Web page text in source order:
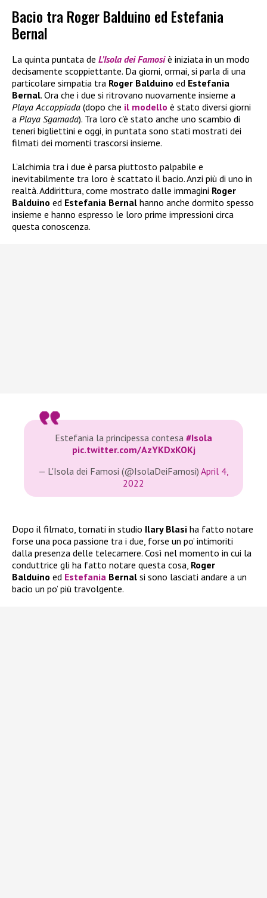
Bacio tra Roger Balduino ed Estefania
Bernal
La quinta puntata de L’Isola dei Famosi è iniziata in un modo
decisamente scoppiettante. Da giorni, ormai, si parla di una
particolare simpatia tra Roger Balduino ed Estefania
Bernal. Ora che i due si ritrovano nuovamente insieme a
Playa Accoppiada (dopo che il modello è stato diversi giorni
a Playa Sgamada). Tra loro c’è stato anche uno scambio di
teneri bigliettini e oggi, in puntata sono stati mostrati dei
filmati dei momenti trascorsi insieme.
L’alchimia tra i due è parsa piuttosto palpabile e
inevitabilmente tra loro è scattato il bacio. Anzi più di uno in
realtà. Addirittura, come mostrato dalle immagini Roger
Balduino ed Estefania Bernal hanno anche dormito spesso
insieme e hanno espresso le loro prime impressioni circa
questa conoscenza.
Estefania la principessa contesa #Isola
pic.twitter.com/AzYKDxKOKj
— L'Isola dei Famosi (@IsolaDeiFamosi) April 4,
2022
Dopo il filmato, tornati in studio Ilary Blasi ha fatto notare
forse una poca passione tra i due, forse un po’ intimoriti
dalla presenza delle telecamere. Così nel momento in cui la
conduttrice gli ha fatto notare questa cosa, Roger
Balduino ed Estefania Bernal si sono lasciati andare a un
bacio un po’ più travolgente.